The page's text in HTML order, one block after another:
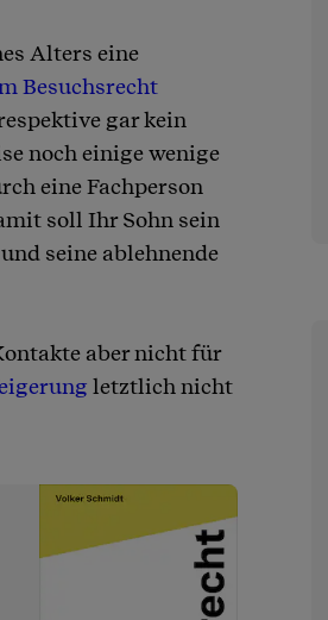
Alters eine
Besuchsrecht
gar kein
noch einige wenige
eine Fachperson
soll Ihr Sohn sein
seine ablehnende
aber nicht für
letztlich nicht